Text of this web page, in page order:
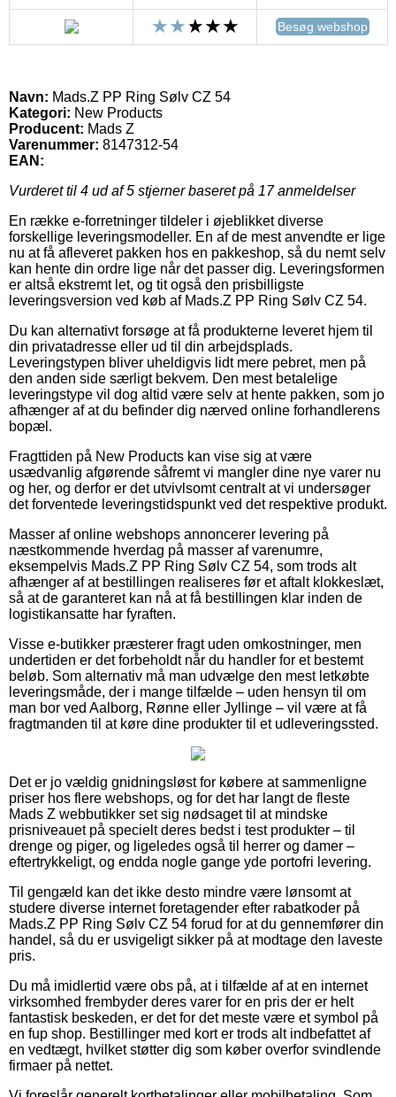
Besøg webshop
Navn: Mads.Z PP Ring Sølv CZ 54
Kategori: New Products
Producent: Mads Z
Varenummer: 8147312-54
EAN:
Vurderet til 4 ud af 5 stjerner baseret på 17anmeldelser
En række e-forretninger tildeler i øjeblikket diverse
forskellige leveringsmodeller. En af de mest anvendte er lige
nu at få afleveret pakken hos en pakkeshop, så du nemt selv
kan hente din ordre lige når det passer dig. Leveringsformen
er altså ekstremt let, og tit også den prisbilligste
leveringsversion ved køb af Mads.Z PP Ring Sølv CZ 54.
Du kan alternativt forsøge at få produkterne leveret hjem til
din privatadresse eller ud til din arbejdsplads.
Leveringstypen bliver uheldigvis lidt mere pebret, men på
den anden side særligt bekvem. Den mest betalelige
leveringstype vil dog altid være selv at hente pakken, som jo
afhænger af at du befinder dig nærved online forhandlerens
bopæl.
Fragttiden på New Products kan vise sig at være
usædvanlig afgørende såfremt vi mangler dine nye varer nu
og her, og derfor er det utvivlsomt centralt at vi undersøger
det forventede leveringstidspunkt ved det respektive produkt.
Masser af online webshops annoncerer levering på
næstkommende hverdag på masser af varenumre,
eksempelvis Mads.Z PP Ring Sølv CZ 54, som trods alt
afhænger af at bestillingen realiseres før et aftalt klokkeslæt,
så at de garanteret kan nå at få bestillingen klar inden de
logistikansatte har fyraften.
Visse e-butikker præsterer fragt uden omkostninger, men
undertiden er det forbeholdt når du handler for et bestemt
beløb. Som alternativ må man udvælge den mest letkøbte
leveringsmåde, der i mange tilfælde – uden hensyn til om
man bor ved Aalborg, Rønne eller Jyllinge – vil være at få
fragtmanden til at køre dine produkter til et udleveringssted.
Det er jo vældig gnidningsløst for købere at sammenligne
priser hos flere webshops, og for det har langt de fleste
Mads Z webbutikker set sig nødsaget til at mindske
prisniveauet på specielt deres bedst i test produkter – til
drenge og piger, og ligeledes også til herrer og damer –
eftertrykkeligt, og endda nogle gange yde portofri levering.
Til gengæld kan det ikke desto mindre være lønsomt at
studere diverse internet foretagender efter rabatkoder på
Mads.Z PP Ring Sølv CZ 54 forud for at du gennemfører din
handel, så du er usvigeligt sikker på at modtage den laveste
pris.
Du må imidlertid være obs på, at i tilfælde af at en internet
virksomhed frembyder deres varer for en pris der er helt
fantastisk beskeden, er det for det meste være et symbol på
en fup shop. Bestillinger med kort er trods alt indbefattet af
en vedtægt, hvilket støtter dig som køber overfor svindlende
firmaer på nettet.